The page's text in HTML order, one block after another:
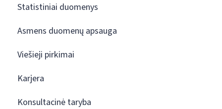
Statistiniai duomenys
Asmens duomenų apsauga
Viešieji pirkimai
Karjera
Konsultacinė taryba